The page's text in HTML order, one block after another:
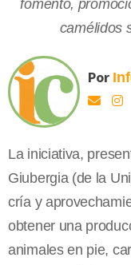
fomento,
camélidos
Por
La iniciativa,
Giubergia (de la
cría y
obtener una
animales en pie,